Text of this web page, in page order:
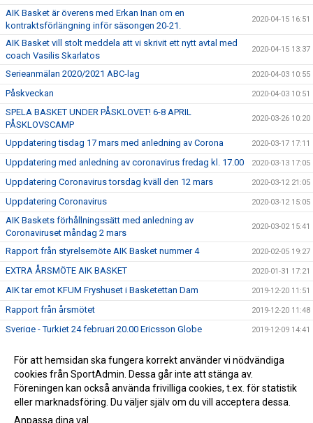
AIK Basket är överens med Erkan Inan om en
kontraktsförlängning inför säsongen 20-21.
2020-04-15 16:51
AIK Basket vill stolt meddela att vi skrivit ett nytt avtal med
coach Vasilis Skarlatos
2020-04-15 13:37
Serieanmälan 2020/2021 ABC-lag 2020-04-03 10:55
Påskveckan 2020-04-03 10:51
SPELA BASKET UNDER PÅSKLOVET! 6-8 APRIL
PÅSKLOVSCAMP
2020-03-26 10:20
Uppdatering tisdag 17 mars med anledning av Corona 2020-03-17 17:11
Uppdatering med anledning av coronavirus fredag kl. 17.00 2020-03-13 17:05
Uppdatering Coronavirus torsdag kväll den 12 mars 2020-03-12 21:05
Uppdatering Coronavirus 2020-03-12 15:05
AIK Baskets förhållningssätt med anledning av
Coronaviruset måndag 2 mars
2020-03-02 15:41
Rapport från styrelsemöte AIK Basket nummer 4 2020-02-05 19:27
EXTRA ÅRSMÖTE AIK BASKET 2020-01-31 17:21
AIK tar emot KFUM Fryshuset i Basketettan Dam 2019-12-20 11:51
Rapport från årsmötet 2019-12-20 11:48
Sverige - Turkiet 24 februari 20.00 Ericsson Globe 2019-12-09 14:41
ANMÄL DIG TILL SOMMARENS SVETTIGASTE LÄGER –
GNAGET BASKETBALL CAMP!
För att hemsidan ska fungera korrekt använder vi nödvändiga
cookies från SportAdmin. Dessa går inte att stänga av.
Föreningen kan också använda frivilliga cookies, t.ex. för statistik
eller marknadsföring. Du väljer själv om du vill acceptera dessa.
Anpassa dina val